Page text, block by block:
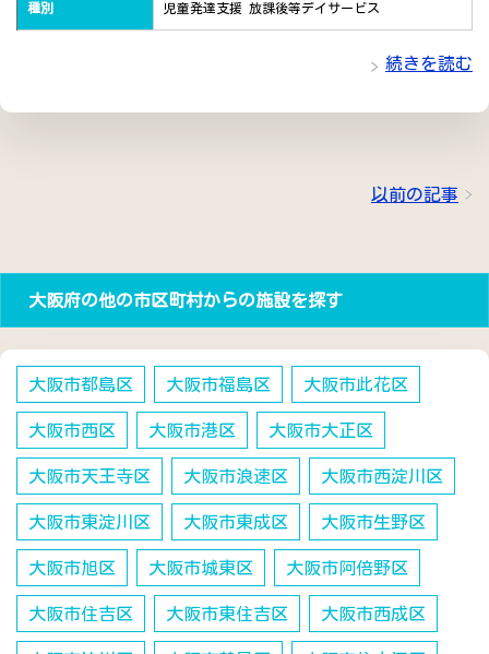
種別 児童発達支援 放課後等デイサービス
続きを読む
以前の記事
大阪府の他の市区町村からの施設を探す
大阪市都島区 大阪市福島区 大阪市此花区
大阪市西区 大阪市港区 大阪市大正区
大阪市天王寺区 大阪市浪速区 大阪市西淀川区
大阪市東淀川区 大阪市東成区 大阪市生野区
大阪市旭区 大阪市城東区 大阪市阿倍野区
大阪市住吉区 大阪市東住吉区 大阪市西成区